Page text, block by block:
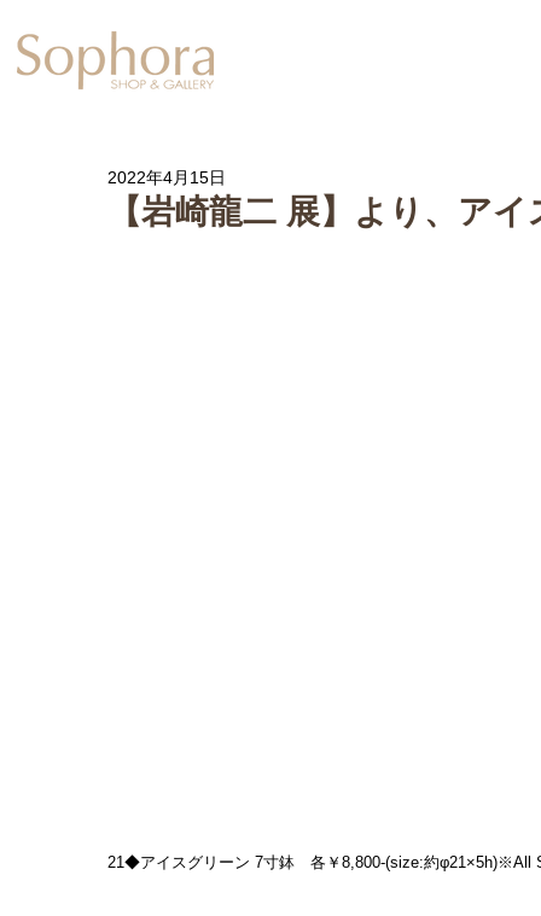
【岩崎龍二 展】より、ア
2022年4月15日
21◆アイスグリーン 7寸鉢　各￥8,800-(size:約φ21×5h)※All